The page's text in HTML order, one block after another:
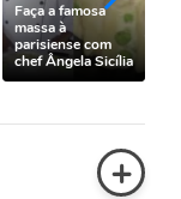
Faça a famosa
massa à
parisiense com
chef Ângela Sicília
+